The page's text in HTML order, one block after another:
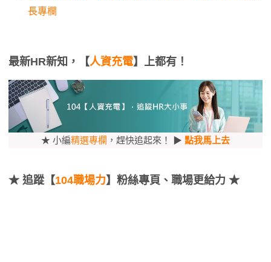
長專欄
最新HR新知，【人資充電】上都有！
★ 小編精選專欄 ，趕快追起來！ ▶ 點我馬上去
★ 追蹤【104職場力】粉絲專頁、職場更給力 ★